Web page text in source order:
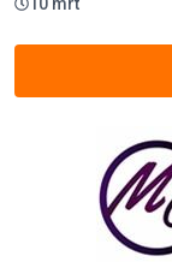
10 mrt